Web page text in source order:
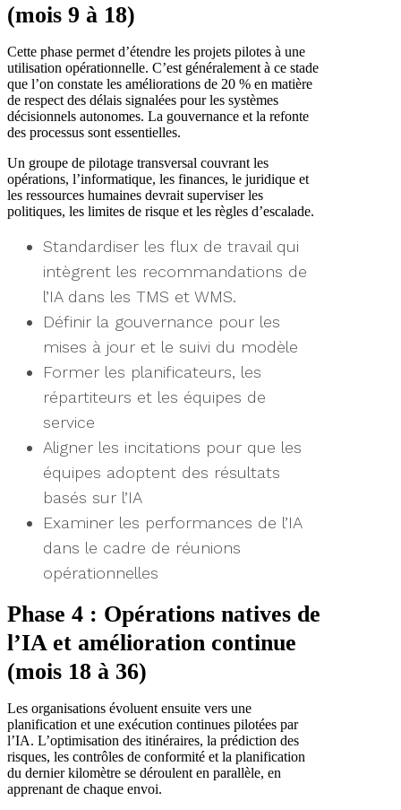
(mois 9 à 18)
Cette phase permet d’étendre les projets pilotes à une
utilisation opérationnelle. C’est généralement à ce stade
que l’on constate les améliorations de 20 % en matière
de respect des délais signalées pour les systèmes
décisionnels autonomes. La gouvernance et la refonte
des processus sont essentielles.
Un groupe de pilotage transversal couvrant les
opérations, l’informatique, les finances, le juridique et
les ressources humaines devrait superviser les
politiques, les limites de risque et les règles d’escalade.
Standardiser les flux de travail qui
intègrent les recommandations de
l’IA dans les TMS et WMS.
Définir la gouvernance pour les
mises à jour et le suivi du modèle
Former les planificateurs, les
répartiteurs et les équipes de
service
Aligner les incitations pour que les
équipes adoptent des résultats
basés sur l’IA
Examiner les performances de l’IA
dans le cadre de réunions
opérationnelles
Phase 4 : Opérations natives de
l’IA et amélioration continue
(mois 18 à 36)
Les organisations évoluent ensuite vers une
planification et une exécution continues pilotées par
l’IA. L’optimisation des itinéraires, la prédiction des
risques, les contrôles de conformité et la planification
du dernier kilomètre se déroulent en parallèle, en
apprenant de chaque envoi.